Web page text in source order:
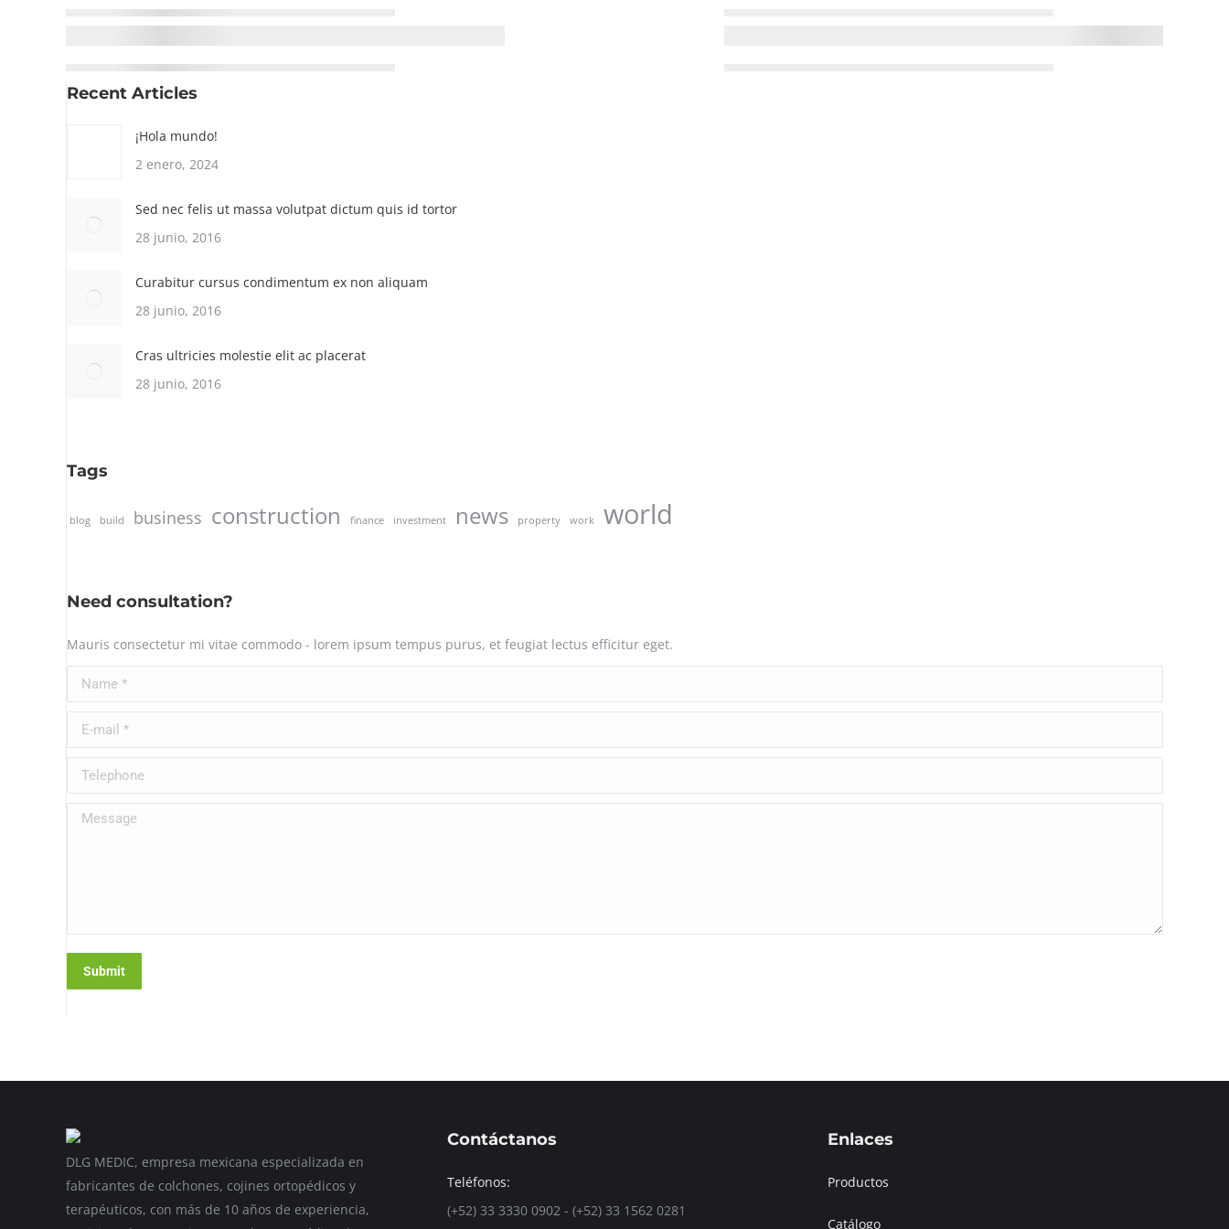
Recent Articles
¡Hola mundo!
2 enero, 2024
Sed nec felis ut massa volutpat dictum quis id tortor
28 junio, 2016
Curabitur cursus condimentum ex non aliquam
28 junio, 2016
Cras ultricies molestie elit ac placerat
28 junio, 2016
Tags
blog build business construction finance investment news property work world
Need consultation?
Mauris consectetur mi vitae commodo - lorem ipsum tempus purus, et feugiat lectus efficitur eget.
Name *
E-mail *
Telephone
Message
Submit
DLG MEDIC, empresa mexicana especializada en
fabricantes de colchones, cojines ortopédicos y
terapéuticos, con más de 10 años de experiencia,
Contáctanos
Teléfonos:
(+52) 33 3330 0902 - (+52) 33 1562 0281
Enlaces
Productos
Catálogo